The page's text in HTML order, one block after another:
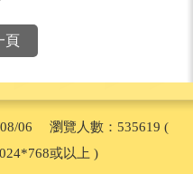
頁
08/06 瀏覽人數：535619 (
或以上 )